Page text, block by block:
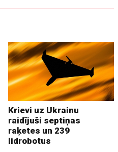
Krievi uz Ukrainu
raidījuši septiņas
raķetes un 239
lidrobotus